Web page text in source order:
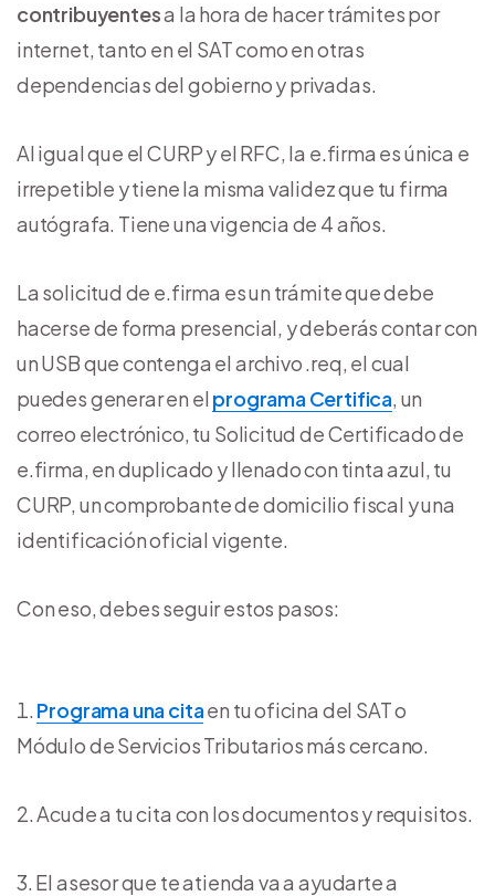
contribuyentesa la hora de hacer trámites por
internet, tanto en el SAT como en otras
dependencias del gobierno y privadas.
Al igual que el CURP y el RFC, la e.firma es única e
irrepetible y tiene la misma validez que tu firma
autógrafa. Tiene una vigencia de 4 años.
La solicitud de e.firma es un trámite que debe
hacerse de forma presencial, y deberás contar con
un USB que contenga el archivo .req, el cual
puedes generar en el programa Certifica, un
correo electrónico, tu Solicitud de Certificado de
e.firma, en duplicado y llenado con tinta azul, tu
CURP, un comprobante de domicilio fiscal y una
identificación oficial vigente.
Con eso, debes seguir estos pasos:
Programa una citaen tu oficina del SAT o
Módulo de Servicios Tributarios más cercano.
Acude a tu cita con los documentos y requisitos.
El asesor que te atienda va a ayudarte a